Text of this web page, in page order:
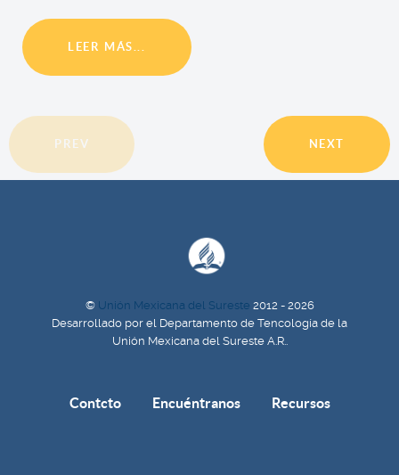
LEER MÁS...
PREV NEXT
© Unión Mexicana del Sureste 2012 - 2026
Desarrollado por el Departamento de Tencología de la
Unión Mexicana del Sureste A.R..
Contcto Encuéntranos Recursos